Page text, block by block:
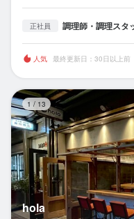
正社員 調理師・調理スタ
人気 最終更新日：30日以上前
1 / 13
hola